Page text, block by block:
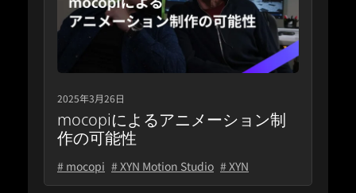
2025年3月26日
mocopiによるアニメーション制
作の可能性
# mocopi # XYN Motion Studio # XYN